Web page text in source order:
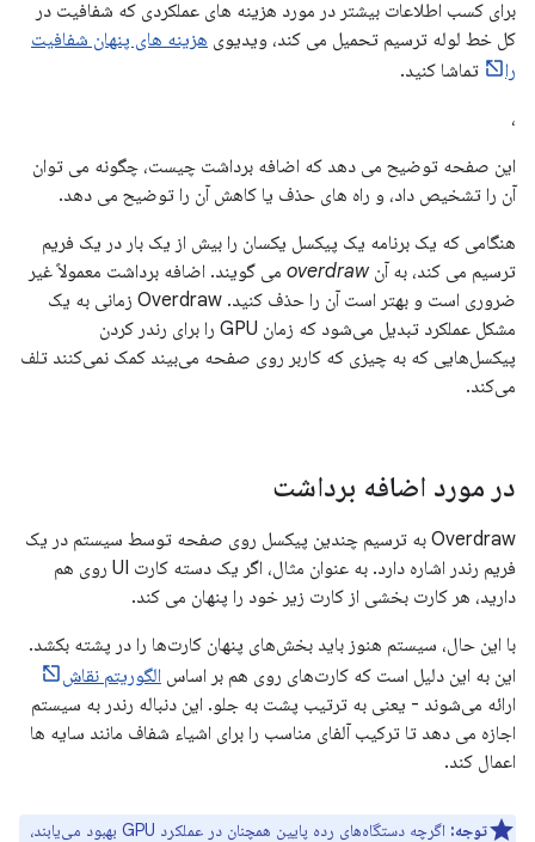
برای کسب اطلاعات بیشتر در مورد هزینه های عملکردی که شفافیت در
کل خط لوله ترسیم تحمیل می کند، ویدیوی هزینه های پنهان شفافیت
را
تماشا کنید.
،
این صفحه توضیح می دهد که اضافه برداشت چیست، چگونه می توان
آن را تشخیص داد، و راه های حذف یا کاهش آن را توضیح می دهد.
هنگامی که یک برنامه یک پیکسل یکسان را بیش از یک بار در یک فریم
ترسیم می کند، به آنoverdraw می گویند. اضافه برداشت معمولاً غیر
ضروری است و بهتر است آن را حذف کنید. Overdraw زمانی به یک
مشکل عملکرد تبدیل می‌شود که زمان GPU را برای رندر کردن
پیکسل‌هایی که به چیزی که کاربر روی صفحه می‌بیند کمک نمی‌کنند تلف
می‌کند.
در مورد اضافه برداشت
Overdraw به ترسیم چندین پیکسل روی صفحه توسط سیستم در یک
فریم رندر اشاره دارد. به عنوان مثال، اگر یک دسته کارت UI روی هم
دارید، هر کارت بخشی از کارت زیر خود را پنهان می کند.
با این حال، سیستم هنوز باید بخش‌های پنهان کارت‌ها را در پشته بکشد.
این به این دلیل است که کارت‌های روی هم بر اساس الگوریتم نقاش
ارائه می‌شوند - یعنی به ترتیب پشت به جلو. این دنباله رندر به سیستم
اجازه می دهد تا ترکیب آلفای مناسب را برای اشیاء شفاف مانند سایه ها
اعمال کند.
توجه:
اگرچه دستگاه‌های رده پایین همچنان در عملکرد GPU بهبود می‌یابند،